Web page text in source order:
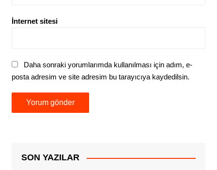
İnternet sitesi
Daha sonraki yorumlarımda kullanılması için adım, e-
posta adresim ve site adresim bu tarayıcıya kaydedilsin.
SON YAZILAR